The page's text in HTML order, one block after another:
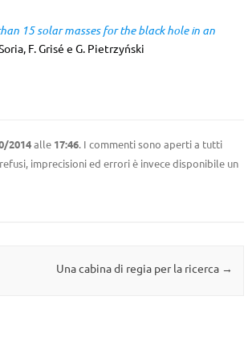
15 solar masses for the black hole in an
F. Grisé e G. Pietrzyński
2014alle 17:46. I commenti sono aperti a tutti
imprecisioni ed errori è invece disponibile un
Una cabina di regia per la ricerca →